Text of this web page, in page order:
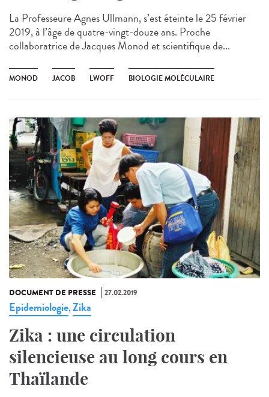
La Professeure Agnes Ullmann, s’est éteinte le 25 février
2019, à l’âge de quatre-vingt-douze ans. Proche
collaboratrice de Jacques Monod et scientifique de...
MONOD JACOB LWOFF BIOLOGIE MOLÉCULAIRE
DOCUMENT DE PRESSE 27.02.2019
Epidemiologie,Zika
Zika : une circulation
silencieuse au long cours en
Thaïlande